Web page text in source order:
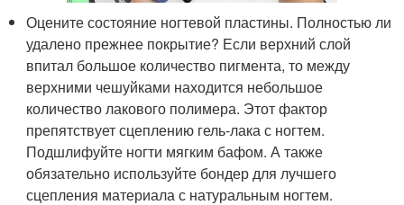
Оцените состояние ногтевой пластины. Полностью ли
удалено прежнее покрытие? Если верхний слой
впитал большое количество пигмента, то между
верхними чешуйками находится небольшое
количество лакового полимера. Этот фактор
препятствует сцеплению гель-лака с ногтем.
Подшлифуйте ногти мягким бафом. А также
обязательно используйте бондер для лучшего
сцепления материала с натуральным ногтем.